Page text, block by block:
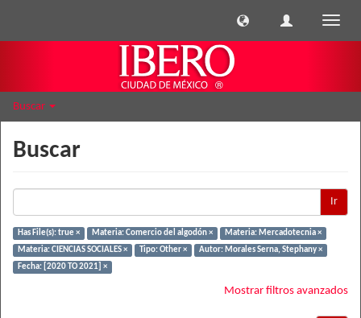
Buscar
Buscar
Ir
Has File(s): true × Materia: Comercio del algodón ×
Materia: Mercadotecnia ×
Materia: CIENCIAS SOCIALES ×
Tipo: Other ×
Autor: Morales Serna, Stephany ×
Fecha: [2020 TO 2021] ×
Mostrar filtros avanzados